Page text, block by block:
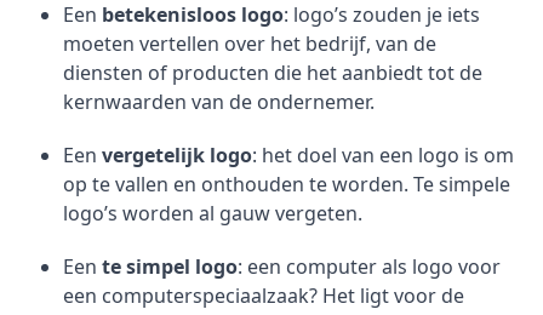
Een betekenisloos logo: logo’s zouden je iets
moeten vertellen over het bedrijf, van de
diensten of producten die het aanbiedt tot de
kernwaarden van de ondernemer.
Een vergetelijk logo: het doel van een logo is om
op te vallen en onthouden te worden. Te simpele
logo’s worden al gauw vergeten.
Een te simpel logo: een computer als logo voor
een computerspeciaalzaak? Het ligt voor de